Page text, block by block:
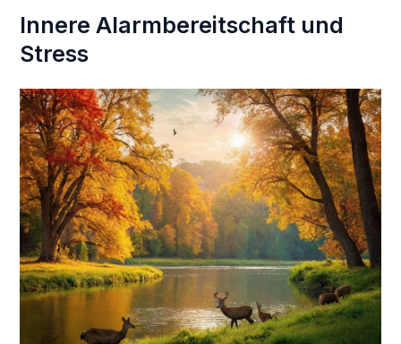
Innere Alarmbereitschaft und
Stress